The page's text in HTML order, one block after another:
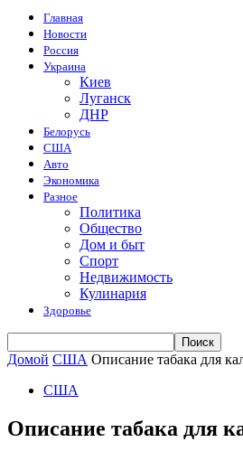
Главная
Новости
Россия
Украина
Киев
Луганск
ДНР
Белорусь
США
Авто
Экономика
Разное
Политика
Общество
Дом и быт
Спорт
Недвижимость
Кулинария
Здоровье
Домой США Описание табака для
США
Описание табака для